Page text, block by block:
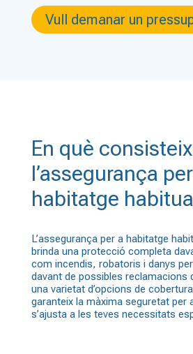
Vull demanar un
En què consisteix
l’assegurança
habitatge
L’assegurança per a habitatge
brinda una protecció completa
com incendis, robatoris i danys
davant de possibles reclamacions
una varietat d’opcions de
garanteix la màxima seguretat per
s’ajusta a les teves necessitats